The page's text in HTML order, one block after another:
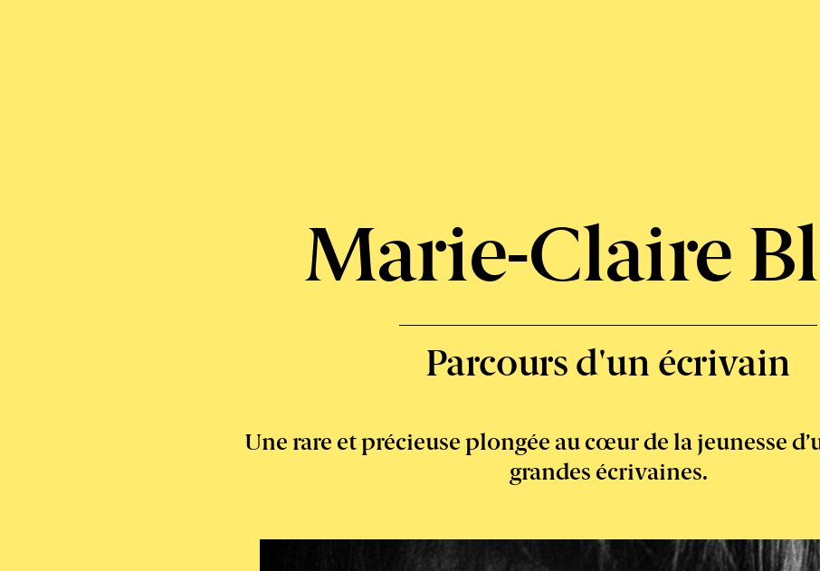
Marie-Claire
Parcours d'un écrivain
Une rare et précieuse plongée au cœur de la jeunesse
grandes écrivaines.